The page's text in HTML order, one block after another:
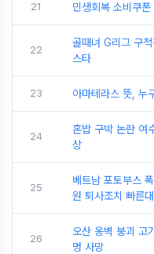
21 민생회복 소비쿠
22
골때녀 G리그 구
스타
23 아마테라스 뜻, 누
24
혼밥 구박 논란 여
상
25
베트남 포토부스
원 퇴사조치 빠른
26
오산 옹벽 붕괴 고
명 사망